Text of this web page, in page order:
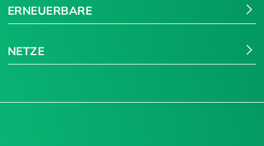
ERNEUERBARE
NETZE